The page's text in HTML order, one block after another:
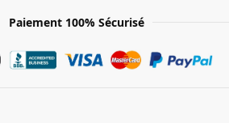
Paiement 100% Sécurisé